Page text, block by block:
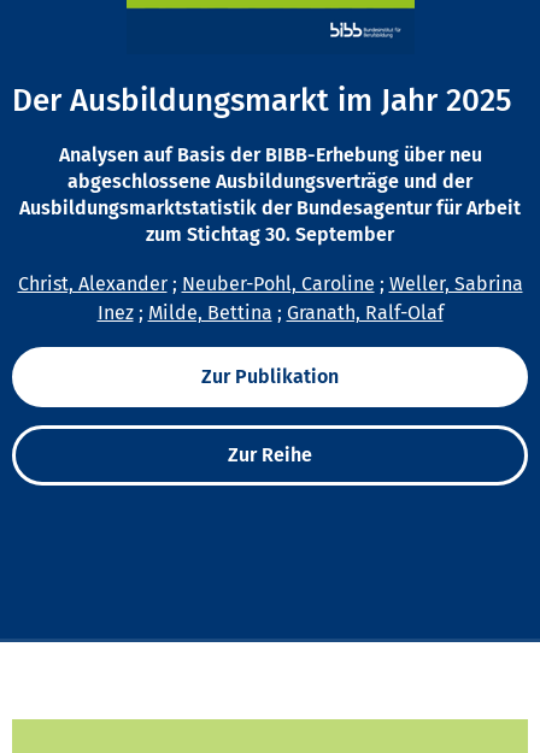
Der Ausbildungsmarkt im Jahr 2025
Analysen auf Basis der BIBB-Erhebung über neu
abgeschlossene Ausbildungsverträge und der
Ausbildungsmarktstatistik der Bundesagentur für Arbeit
zum Stichtag 30. September
Christ, Alexander; Neuber-Pohl, Caroline ; Weller, Sabrina
Inez; Milde, Bettina ; Granath, Ralf-Olaf
Zur Publikation
Zur Reihe